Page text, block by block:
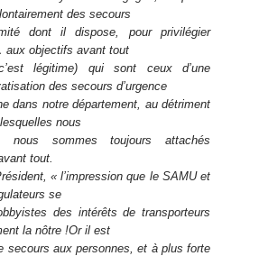
des secours
dont il dispose, pour privilégier
aux objectifs avant tout
légitime) qui sont ceux d’une
des secours d’urgence
dans notre département, au détriment
nous
nous sommes toujours attachés
tout.
« l’impression que le SAMU et
se
des intérêts de transporteurs
la nôtre !Or il est
secours aux personnes, et à plus forte